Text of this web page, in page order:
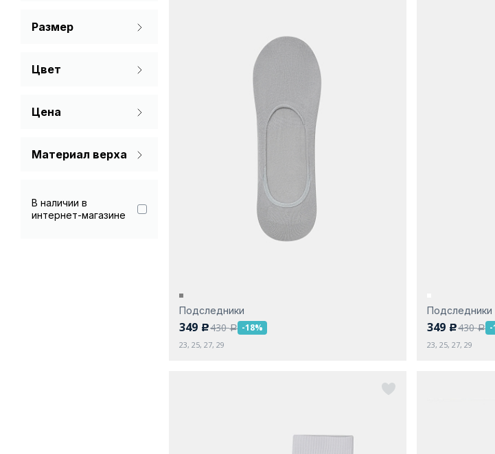
Аутлет
Подследники
Размер
27
Цвет
Черный
Цена
Материал верха
Полиамид 28%
Полиамид 29%
В наличии в
интернет-магазине
Подследники
349 c430a -18%
23, 25, 27, 29
Подследники
349 c430a -
23, 25, 27, 29